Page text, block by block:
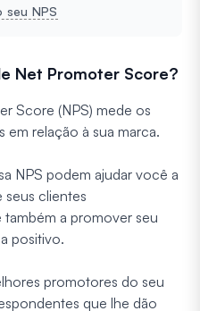
seu NPS
Net Promoter Score?
Score (NPS) mede os
em relação à sua marca.
NPS podem ajudar você a
seus clientes
a promover seu
positivo.
promotores do seu
que lhe dão